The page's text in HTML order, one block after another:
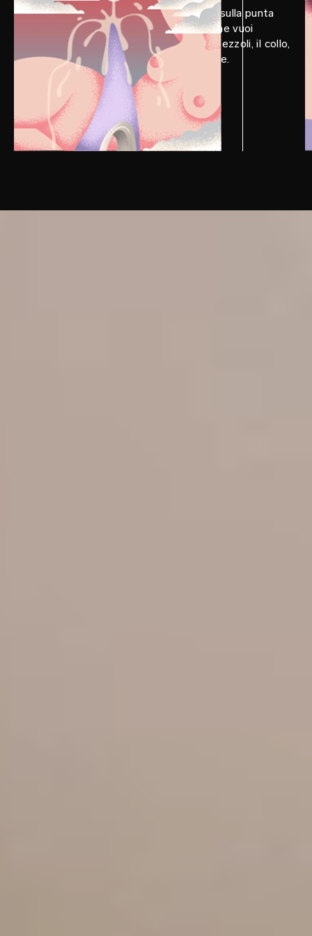
Applica LELO Personal Moisturizer sulla punta
del tuo LELO DOT™ e sulle zone che vuoi
stimolare. Provalo sul clitoride, i capezzoli, il collo,
e in tutti i punti che ti fanno eccitare.